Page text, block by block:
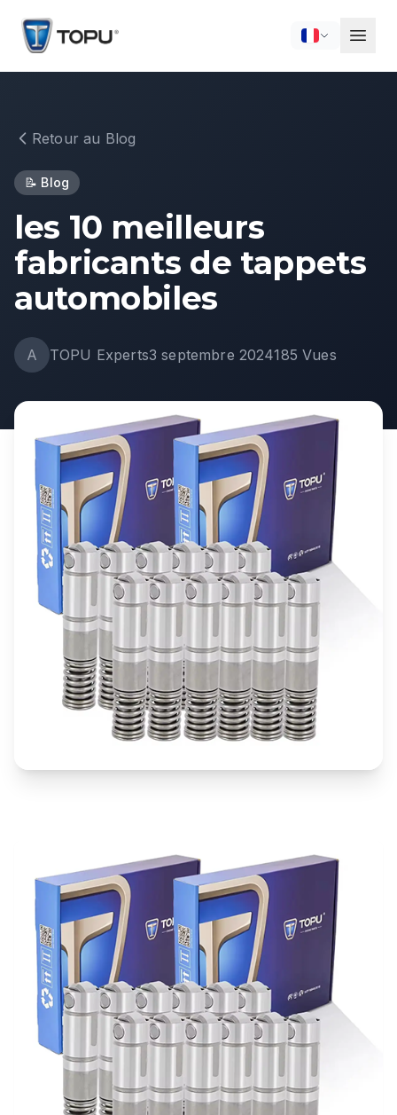
Retour au Blog
📝 Blog
les 10 meilleurs
fabricants de tappets
automobiles
A TOPU Experts3 septembre 2024185 Vues